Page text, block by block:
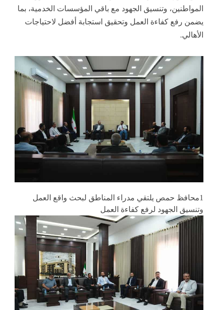
المواطنين، وتنسيق الجهود مع باقي المؤسسات الخدمية، بما
يضمن رفع كفاءة العمل وتحقيق استجابة أفضل لاحتياجات
الأهالي.
1محافظ حمص يلتقي مدراء المناطق لبحث واقع العمل
وتنسيق الجهود لرفع كفاءة العمل